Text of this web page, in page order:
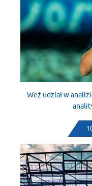
Weź udział w